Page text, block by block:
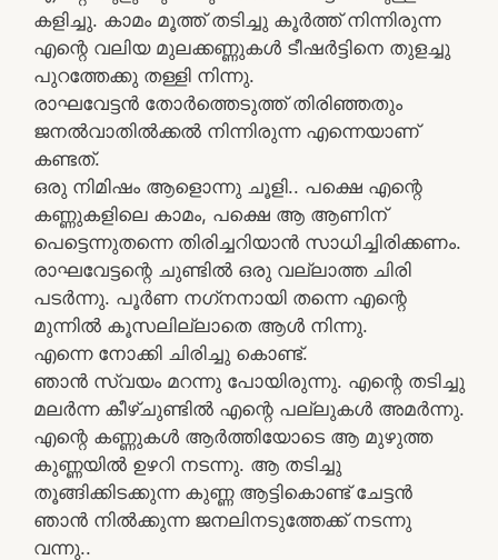
കളിച്ചു. കാമം മൂത്ത് തടിച്ചു കൂർത്ത് നിന്നിരുന്ന
എന്റെ വലിയ മുലക്കണ്ണുകള്‍ ടീഷര്‍ട്ടിനെ തുളച്ചു
പുറത്തേക്കു തള്ളി നിന്നു.
രാഘവേട്ടന്‍ തോര്‍ത്തെടുത്ത്‌ തിരിഞ്ഞതും
ജനൽവാതിൽക്കൽ നിന്നിരുന്ന എന്നെയാണ്‌
കണ്ടത്‌.
ഒരു നിമിഷം ആളൊന്നു ചൂളി.. പക്ഷെ എന്റെ
കണ്ണുകളിലെ കാമം, പക്ഷെ ആ ആണിന്‌
പെട്ടെന്നുതന്നെ തിരിച്ചറിയാന്‍ സാധിച്ചിരിക്കണം.
രാഘവേട്ടന്റെ ചുണ്ടിൽ ഒരു വല്ലാത്ത ചിരി
പടര്‍ന്നു. പൂര്‍ണ നഗ്‌നനായി തന്നെ എന്റെ
മുന്നില്‍ കൂസലില്ലാതെ ആൾ നിന്നു.
എന്നെ നോക്കി ചിരിച്ചു കൊണ്ട്‌.
ഞാന്‍ സ്വയം മറന്നു പോയിരുന്നു. എന്റെ തടിച്ചു
മലര്‍ന്ന കീഴ്ചുണ്ടില്‍ എന്റെ പല്ലുകള്‍ അമര്‍ന്നു.
എന്റെ കണ്ണുകൾ ആര്‍ത്തിയോടെ ആ മുഴുത്ത
കുണ്ണയിൽ ഉഴറി നടന്നു. ആ തടിച്ചു
തൂങ്ങിക്കിടക്കുന്ന കുണ്ണ ആട്ടികൊണ്ട്‌ ചേട്ടന്‍
ഞാന്‍ നിൽക്കുന്ന ജനലിനടുത്തേക്ക്‌ നടന്നു
വന്നു..